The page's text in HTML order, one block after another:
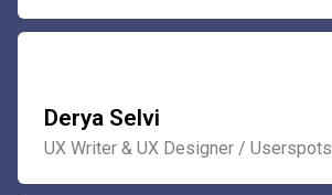
Derya Selvi
UX Writer & UX Designer / Userspots